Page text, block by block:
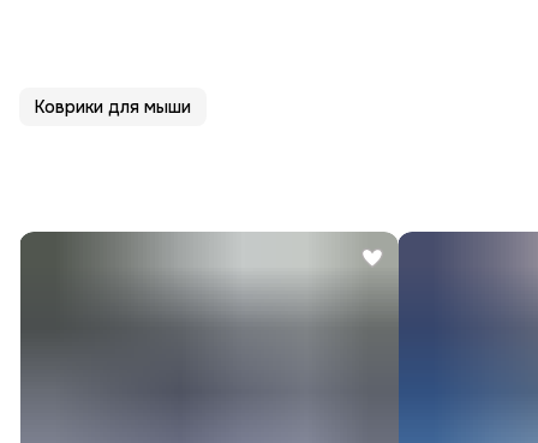
Коврики для мыши